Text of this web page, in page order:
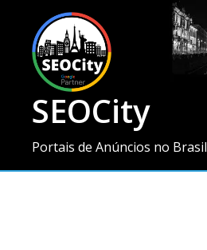
SEOCity
Portais de Anúncios no Brasil